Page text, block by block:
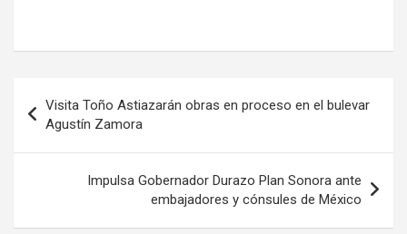
de
entradas
Visita Toño Astiazarán obras en proceso en el bulevar
Agustín Zamora
Impulsa Gobernador Durazo Plan Sonora ante
embajadores y cónsules de México